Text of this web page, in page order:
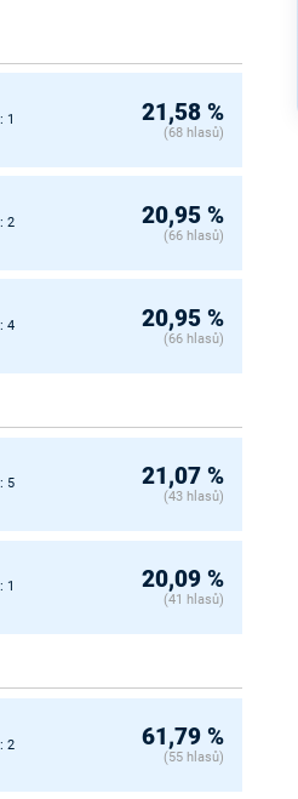
1 21,58 %
(68 hlasů)
2 20,95 %
(66 hlasů)
4 20,95 %
(66 hlasů)
5 21,07 %
(43 hlasů)
1 20,09 %
(41 hlasů)
2 61,79 %
(55 hlasů)